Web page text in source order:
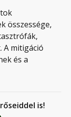
összessége,
A mitigáció
és a
is!